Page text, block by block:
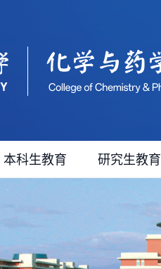
本科生教育 研究生教育